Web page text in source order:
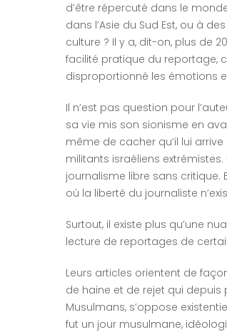
d’être répercuté dans le
dans l’Asie du Sud Est, ou à
culture ? Il y a, dit-on, plus de
facilité pratique du reportage,
disproportionné les émotions
Il n’est pas question pour
sa vie mis son sionisme en
même de cacher qu’il lui
militants israéliens
journalisme libre sans critique.
où la liberté du journaliste
Surtout, il existe plus qu’une
lecture de reportages de
Leurs articles orientent de
de haine et de rejet qui depuis
Musulmans, s’oppose
fut un jour musulmane,